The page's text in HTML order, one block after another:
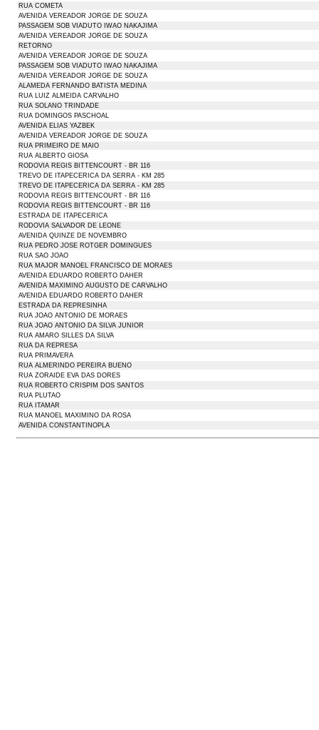
RUA COMETA
AVENIDA VEREADOR JORGE DE SOUZA
PASSAGEM SOB VIADUTO IWAO NAKAJIMA
AVENIDA VEREADOR JORGE DE SOUZA
RETORNO
AVENIDA VEREADOR JORGE DE SOUZA
PASSAGEM SOB VIADUTO IWAO NAKAJIMA
AVENIDA VEREADOR JORGE DE SOUZA
ALAMEDA FERNANDO BATISTA MEDINA
RUA LUIZ ALMEIDA CARVALHO
RUA SOLANO TRINDADE
RUA DOMINGOS PASCHOAL
AVENIDA ELIAS YAZBEK
AVENIDA VEREADOR JORGE DE SOUZA
RUA PRIMEIRO DE MAIO
RUA ALBERTO GIOSA
RODOVIA REGIS BITTENCOURT - BR 116
TREVO DE ITAPECERICA DA SERRA - KM 285
TREVO DE ITAPECERICA DA SERRA - KM 285
RODOVIA REGIS BITTENCOURT - BR 116
RODOVIA REGIS BITTENCOURT - BR 116
ESTRADA DE ITAPECERICA
RODOVIA SALVADOR DE LEONE
AVENIDA QUINZE DE NOVEMBRO
RUA PEDRO JOSE ROTGER DOMINGUES
RUA SAO JOAO
RUA MAJOR MANOEL FRANCISCO DE MORAES
AVENIDA EDUARDO ROBERTO DAHER
AVENIDA MAXIMINO AUGUSTO DE CARVALHO
AVENIDA EDUARDO ROBERTO DAHER
ESTRADA DA REPRESINHA
RUA JOAO ANTONIO DE MORAES
RUA JOAO ANTONIO DA SILVA JUNIOR
RUA AMARO SILLES DA SILVA
RUA DA REPRESA
RUA PRIMAVERA
RUA ALMERINDO PEREIRA BUENO
RUA ZORAIDE EVA DAS DORES
RUA ROBERTO CRISPIM DOS SANTOS
RUA PLUTAO
RUA ITAMAR
RUA MANOEL MAXIMINO DA ROSA
AVENIDA CONSTANTINOPLA